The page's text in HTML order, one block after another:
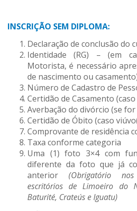
INSCRIÇÃO SEM DIPLOMA:
Declaração de conclusão do
Identidade (RG) – (em
Motorista, é necessário
de nascimento ou
Número de Cadastro de
Certidão de Casamento (caso
Averbação do divórcio (se
Certidão de Óbito (caso
Comprovante de residência
Taxa conforme categoria
Uma (1) foto 3×4 com
diferente da foto que já
anterior (Obrigatório
escritórios de Limoeiro do
Baturité, Crateús e Iguatu)